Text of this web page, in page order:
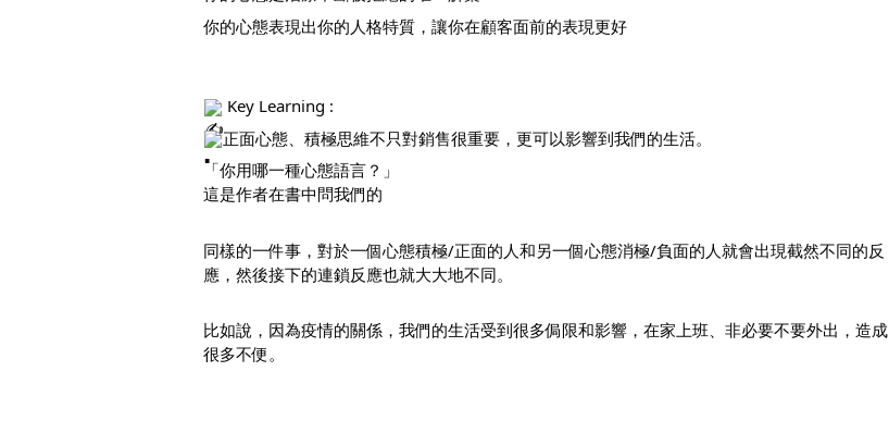
你的心態表現出你的人格特質，讓你在顧客面前的表現更好
Key Learning :
正面心態、積極思維不只對銷售很重要，更可以影響到我們的生活。
「你用哪一種心態語言？」
這是作者在書中問我們的
同樣的一件事，對於一個心態積極/正面的人和另一個心態消極/負面的人就會出現截然不同的反
應，然後接下的連鎖反應也就大大地不同。
比如說，因為疫情的關係，我們的生活受到很多侷限和影響，在家上班、非必要不要外出，造成
很多不便。